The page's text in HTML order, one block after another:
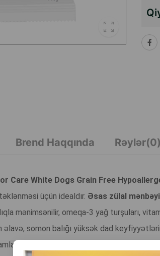
Brend Haqqında Rəylər(0)
Care White Dogs Grain Free
üçün idealdır. Əsas zülal mənbəyi
mənimsənilir, omeqa-3 yağ turşuları,
əlavə, somon balığı yüksək dad
müqayisədə daha nəmli və yumşaq